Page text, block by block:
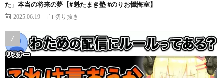
た」本当の将来の夢【#魁たまき塾 #のりお懺悔室】
2025.06.19 切り抜き